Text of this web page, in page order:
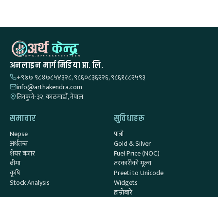
अनलाइन मार्ग मिडिया प्रा. लि.
+९७७ ९८४७८५४३२८, ९८६०८३६२२६, ९८६१८८२५९३
info@arthakendra.com
तिनकुने-३२, काठमाडौं, नेपाल
समाचार
Nepse
अर्थतन्त्र
शेयर बजार
बीमा
कृषि
Stock Analysis
सुविधाहरू
पात्रो
Gold & Silver
Fuel Price (NOC)
तरकारीको मूल्य
Preeti to Unicode
Widgets
हाम्रोबारे